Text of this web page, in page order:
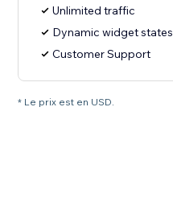
Unlimited traffic
Dynamic widget states
Customer Support
* Le prix est en USD.